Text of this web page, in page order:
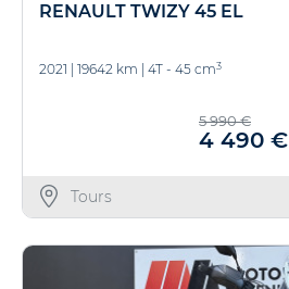
RENAULT TWIZY 45 EL
2021 19642 km 4T - 45 cm3
5 990 €
4 490 €
Tours